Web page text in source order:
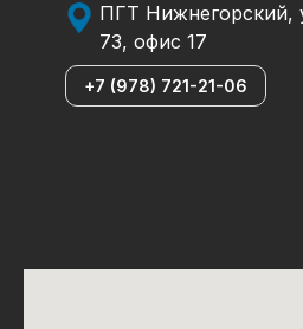
ПГТ Нижнегорский,
73, офис 17
+7 (978) 721-21-06